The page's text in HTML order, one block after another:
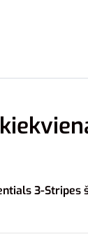
3-Stripes